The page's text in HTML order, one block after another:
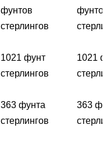
фунтов
стерлингов
1021 фунт
стерлингов
1021
363 фунта
стерлингов
363